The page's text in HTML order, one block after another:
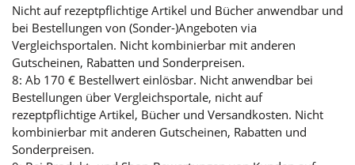
Nicht auf rezeptpflichtige Artikel und Bücher anwendbar und
bei Bestellungen von (Sonder-)Angeboten via
Vergleichsportalen. Nicht kombinierbar mit anderen
Gutscheinen, Rabatten und Sonderpreisen.
8: Ab 170 € Bestellwert einlösbar. Nicht anwendbar bei
Bestellungen über Vergleichsportale, nicht auf
rezeptpflichtige Artikel, Bücher und Versandkosten. Nicht
kombinierbar mit anderen Gutscheinen, Rabatten und
Sonderpreisen.